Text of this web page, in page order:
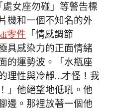
女座勿碰」等警告標
機和一個不知名的外
零件「情感調節
具感染力的正面情緒
的運勢波。「水瓶座
理性與冷靜…才怪！我
」他絕望地低吼。他
邊。那裡放著一個他